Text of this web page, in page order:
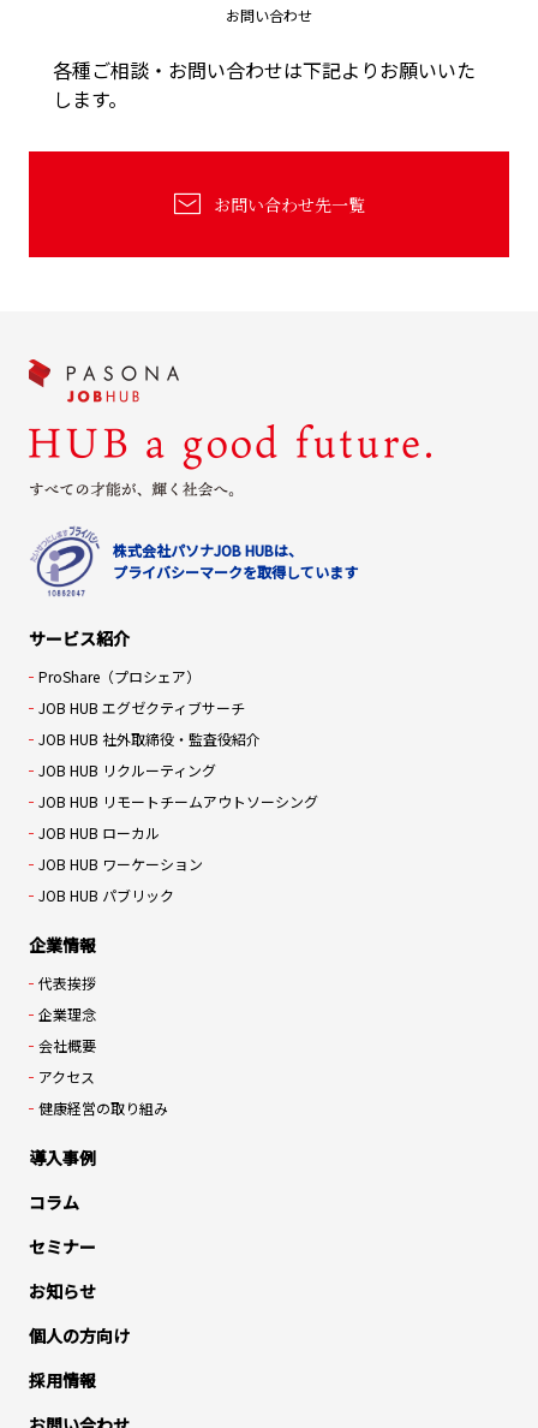
お問い合わせ
各種ご相談・お問い合わせは下記よりお願いいた
します。
お問い合わせ先一覧
株式会社パソナJOB HUBは、
プライバシーマークを取得しています
サービス紹介
ProShare（プロシェア）
JOB HUB エグゼクティブサーチ
JOB HUB 社外取締役・監査役紹介
JOB HUB リクルーティング
JOB HUB リモートチームアウトソーシング
JOB HUB ローカル
JOB HUB ワーケーション
JOB HUB パブリック
企業情報
代表挨拶
企業理念
会社概要
アクセス
健康経営の取り組み
導入事例
コラム
セミナー
お知らせ
個人の方向け
採用情報